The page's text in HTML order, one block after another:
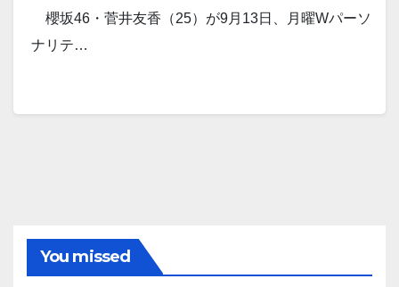
櫻坂46・菅井友香（25）が9月13日、月曜Wパーソ
ナリテ…
You missed